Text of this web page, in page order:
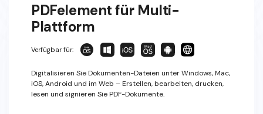
PDFelement für Multi-
Plattform
Verfügbar für:
Digitalisieren Sie Dokumenten-Dateien unter Windows, Mac,
iOS, Android und im Web – Erstellen, bearbeiten, drucken,
lesen und signieren Sie PDF-Dokumente.